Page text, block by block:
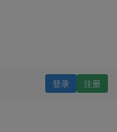
登录 注册